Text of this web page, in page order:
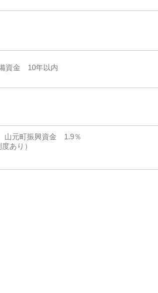
金 10年以内
元町振興資金 1.9％
あり）